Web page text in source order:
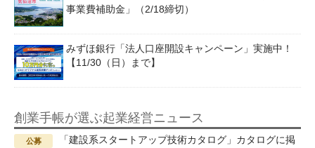
事業費補助金」（2/18締切）
みずほ銀行「法人口座開設キャンペーン」実施中！
【11/30（日）まで】
創業手帳が選ぶ起業経営ニュース
「建設系スタートアップ技術カタログ」カタログに掲